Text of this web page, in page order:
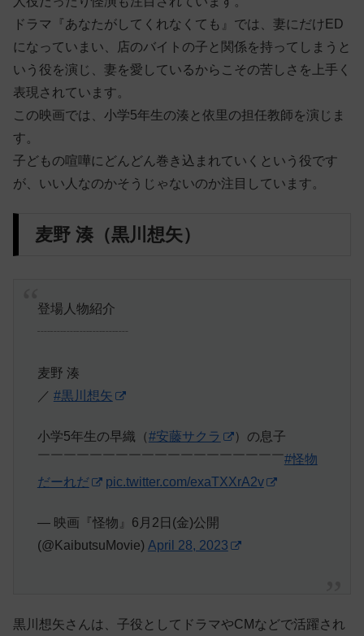
ドラマ『あなたがしてくれなくても』では、妻にだけED
になっていまい、店のバイトの子と関係を持ってしまうと
いう役を演じ、妻を愛しているからこその苦しさを上手く
表現されています。
この映画では、小学5年生の湊と依里の担任教師を演じま
す。
子どもの喧嘩にどんどん巻き込まれていくという役です
が、いい人なのかそうじゃないのか注目しています。
麦野 湊（黒川想矢）
登場人物紹介
┈┈┈┈┈┈┈
麦野 湊
／ #黒川想矢
小学5年生の早織（#安藤サクラ
）の息子
￣￣￣￣￣￣￣￣￣￣￣￣￣￣￣￣￣￣￣#怪物
だーれだ
pic.twitter.com/exaTXXrA2v
— 映画『怪物』6月2日(金)公開
(@KaibutsuMovie) April 28, 2023
黒川想矢さんは、子役としてドラマやCMなどで活躍され